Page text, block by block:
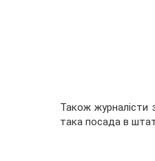
Також журналісти
така посада в